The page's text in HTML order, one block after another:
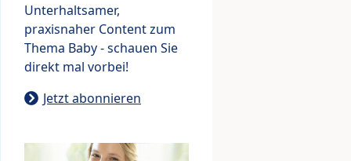
Unterhaltsamer,
praxisnaher Content zum
Thema Baby - schauen Sie
direkt mal vorbei!
Jetzt abonnieren